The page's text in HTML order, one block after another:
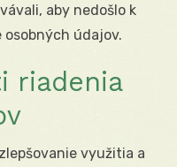
aby nedošlo k
osobných údajov.
riadenia
využitia a